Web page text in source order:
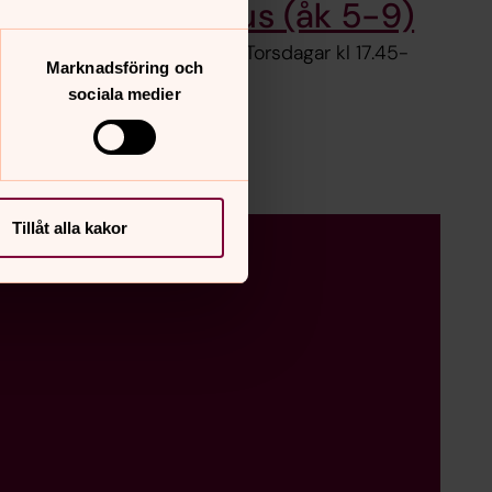
Marknadsföring och
sociala medier
Tillåt alla kakor
Kör Stella Cantus (åk 5-9)
Fässbergs församlingshem. Torsdagar kl 17.45-